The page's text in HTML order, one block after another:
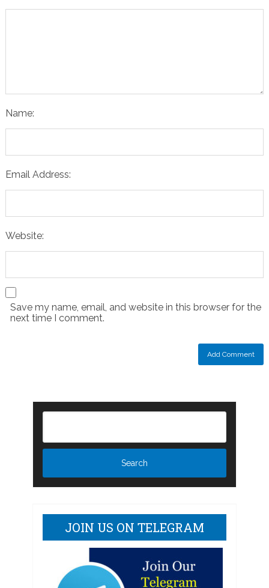
Name:
Email Address:
Website:
Save my name, email, and website in this browser for the
next time I comment.
JOIN US ON TELEGRAM